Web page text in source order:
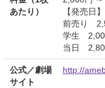
あたり）
【発売日
前売り
学生
当日
公式／劇場
サイト
http://